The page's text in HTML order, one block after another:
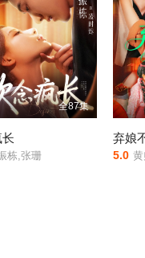
全87集
栋,张珊
弃娘
5.0